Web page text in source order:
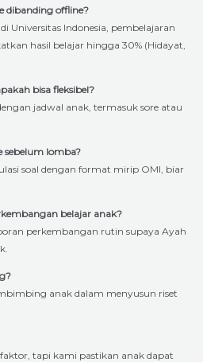
dibanding offline?
Universitas Indonesia, pembelajaran
hasil belajar hingga 30% (Hidayat,
bisa fleksibel?
jadwal anak, termasuk sore atau
sebelum lomba?
soal dengan format mirip OMI, biar
belajar anak?
perkembangan rutin supaya Ayah
anak dalam menyusun riset
tapi kami pastikan anak dapat